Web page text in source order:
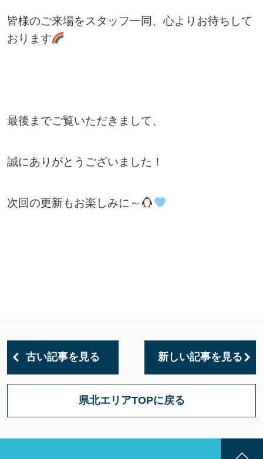
皆様のご来場をスタッフ一同、心よりお待ちして
おります
最後までご覧いただきまして、
誠にありがとうございました！
次回の更新もお楽しみに～
古い記事を見る 新しい記事を見る
県北エリアTOPに戻る